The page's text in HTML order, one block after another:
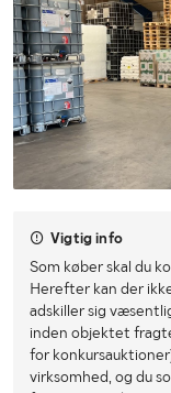
Vigtig info
Som køber skal du
Herefter kan der
adskiller sig
inden objektet
for
virksomhed, og du